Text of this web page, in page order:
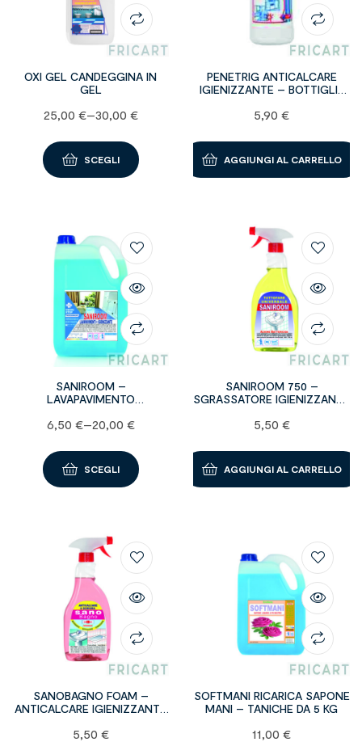
OXI GEL CANDEGGINA IN
GEL
25,00 €–30,00 €
SCEGLI
PENETRIG ANTICALCARE
IGIENIZZANTE – BOTTIGLIE
5,90 €
AGGIUNGI AL CARRELLO
SANIROOM –
LAVAPAVIMENTO
6,50 €–20,00 €
SCEGLI
SANIROOM 750 –
SGRASSATORE IGIENIZZANTE
750 ml
5,50 €
AGGIUNGI AL CARRELLO
SANOBAGNO FOAM –
ANTICALCARE IGIENIZZANTE
5,50 €
SOFTMANI RICARICA SAPONE
MANI – TANICHE DA 5 KG
11,00 €